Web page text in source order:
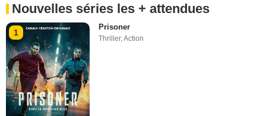
Nouvelles séries les + attendues
1
Prisoner
Thriller,Action